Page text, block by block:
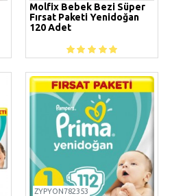
Molfix Bebek Bezi Süper
Fırsat Paketi Yenidoğan
120 Adet
ZYPYON782353